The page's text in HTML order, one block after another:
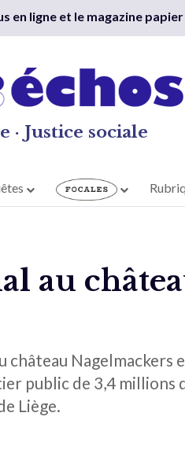
en ligne et le magazine
Justice sociale
au
Nagelmackers
public de 3,4 millions
Liège.